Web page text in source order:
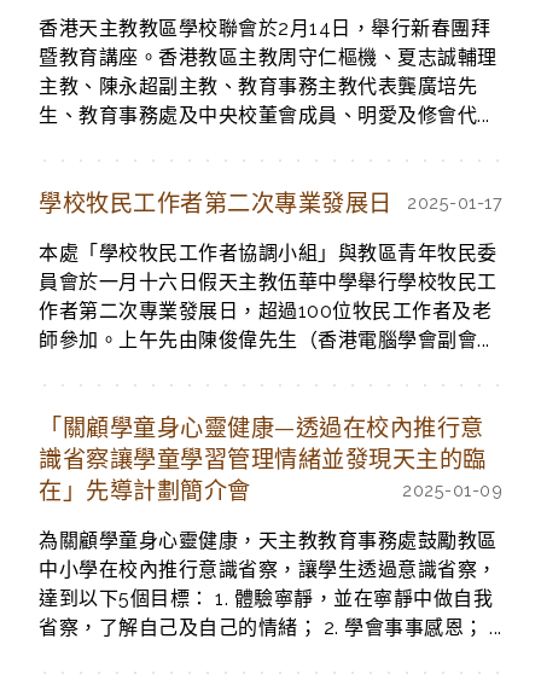
香港天主教教區學校聯會於2月14日，舉行新春團拜
暨教育講座。香港教區主教周守仁樞機、夏志誠輔理
主教、陳永超副主教、教育事務主教代表龔廣培先
生、教育事務處及中央校董會成員、明愛及修會代...
學校牧民工作者第二次專業發展日 2025-01-17
本處「學校牧民工作者協調小組」與教區青年牧民委
員會於一月十六日假天主教伍華中學舉行學校牧民工
作者第二次專業發展日，超過100位牧民工作者及老
師參加。上午先由陳俊偉先生（香港電腦學會副會...
「關顧學童身心靈健康—透過在校內推行意
識省察讓學童學習管理情緒並發現天主的臨
在」先導計劃簡介會
2025-01-09
為關顧學童身心靈健康，天主教教育事務處鼓勵教區
中小學在校內推行意識省察，讓學生透過意識省察，
達到以下5個目標： 1. 體驗寧靜，並在寧靜中做自我
省察，了解自己及自己的情緒； 2. 學會事事感恩； ...